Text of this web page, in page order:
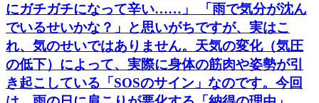
にガチガチになって辛い……」 「雨で気分が沈ん
でいるせいかな？」と思いがちですが、実はこ
れ、気のせいではありません。天気の変化（気圧
の低下）によって、実際に身体の筋肉や姿勢が引
き起こしている「SOSのサイン」なのです。今回